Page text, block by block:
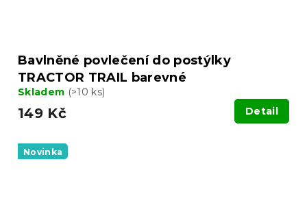
Bavlněné povlečení do postýlky
TRACTOR TRAIL barevné
Skladem (>10 ks)
149 Kč Detail
Novinka